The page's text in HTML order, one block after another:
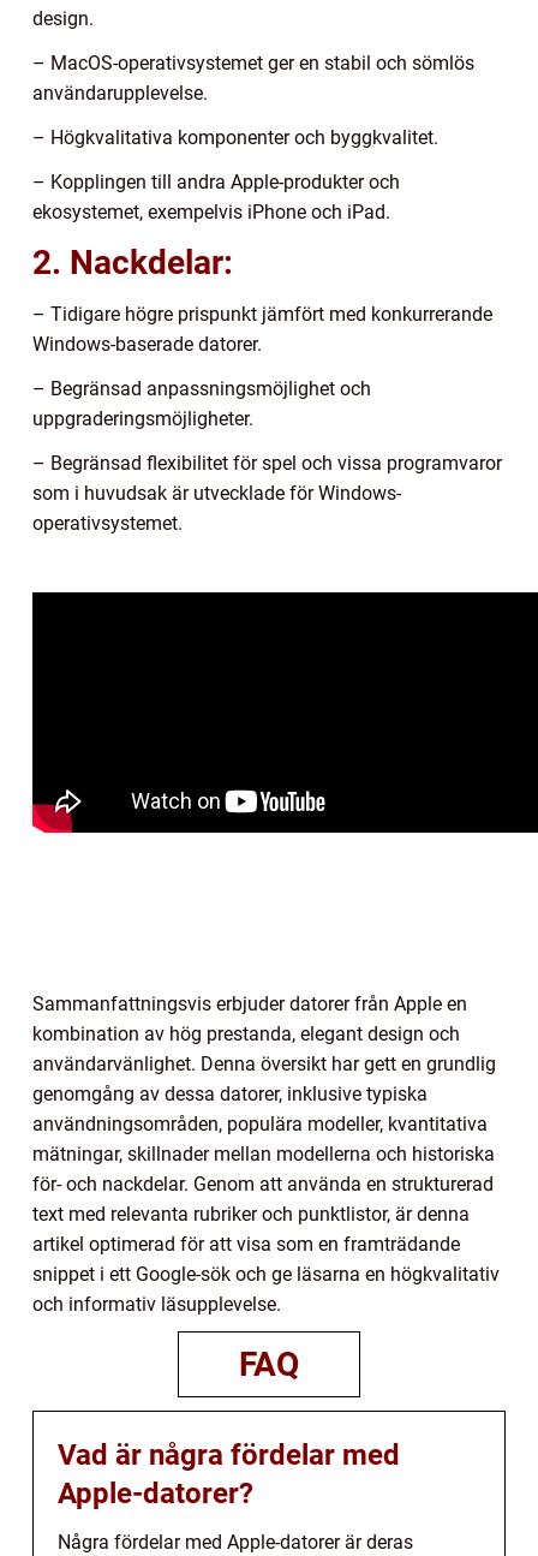
design.
– MacOS-operativsystemet ger en stabil och sömlös
användarupplevelse.
– Högkvalitativa komponenter och byggkvalitet.
– Kopplingen till andra Apple-produkter och
ekosystemet, exempelvis iPhone och iPad.
2. Nackdelar:
– Tidigare högre prispunkt jämfört med konkurrerande
Windows-baserade datorer.
– Begränsad anpassningsmöjlighet och
uppgraderingsmöjligheter.
– Begränsad flexibilitet för spel och vissa programvaror
som i huvudsak är utvecklade för Windows-
operativsystemet.
Sammanfattningsvis erbjuder datorer från Apple en
kombination av hög prestanda, elegant design och
användarvänlighet. Denna översikt har gett en grundlig
genomgång av dessa datorer, inklusive typiska
användningsområden, populära modeller, kvantitativa
mätningar, skillnader mellan modellerna och historiska
för- och nackdelar. Genom att använda en strukturerad
text med relevanta rubriker och punktlistor, är denna
artikel optimerad för att visa som en framträdande
snippet i ett Google-sök och ge läsarna en högkvalitativ
och informativ läsupplevelse.
FAQ
Vad är några fördelar med
Apple-datorer?
Några fördelar med Apple-datorer är deras